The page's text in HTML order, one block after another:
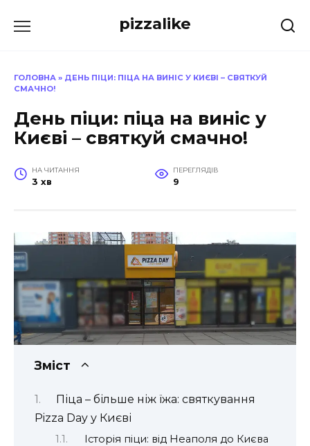
до
pizzalike
ГОЛОВНА » ДЕНЬ ПІЦИ: ПІЦА НА ВИНІС У КИЄВІ – СВЯТКУЙ
СМАЧНО!
День піци: піца на виніс у
Києві – святкуй смачно!
НА ЧИТАННЯ
3 хв
ПЕРЕГЛЯДІВ
9
Зміст
Піца – більше ніж їжа: святкування
Pizza Day у Києві
Історія піци: від Неаполя до Києва